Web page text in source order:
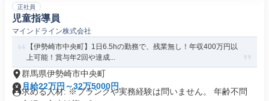
正社員
児童指導員
マインドライン株式会社
【伊勢崎市中央町】1日6.5hの勤務で、残業無し！年収400万円以
上可能！賞与年2回や達成...
群馬県伊勢崎市中央町
月給22万円～32万5000円
求める人材: ※ブランクや実務経験は問いません。 年齢不問